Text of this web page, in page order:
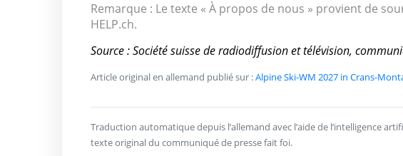
Remarque : Le texte « À propos de nous » provient de
HELP.ch.
Source : Société suisse de radiodiffusion et télévision,
Article original en allemand publié sur :Alpine Ski-WM 2027 in Crans-
Traduction automatique depuis l’allemand avec l’aide de l’intelligence
texte original du communiqué de presse fait foi.